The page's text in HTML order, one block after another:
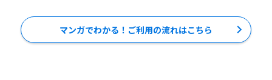
マンガでわかる！ご利用の流れはこちら